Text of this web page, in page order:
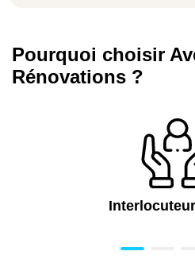
Pourquoi choisir
Rénovations ?